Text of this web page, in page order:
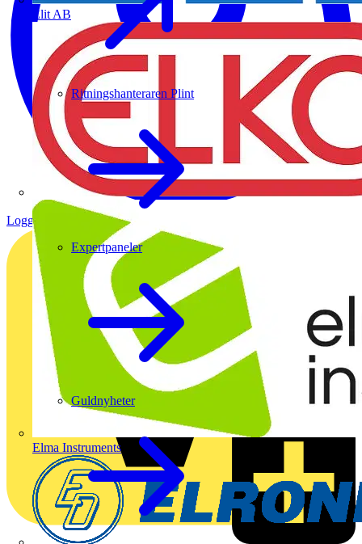
Elit AB
Elma Instruments
Ritningshanteraren Plint
Expertpaneler
Guldnyheter
Logga in Registrera dig